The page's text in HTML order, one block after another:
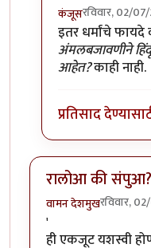
कंजूसरविवार, 02/
In reply to
इतर धर्मांचे फायदे
अंमलबजावणीने
आहेत?काही नाही.
प्रतिसाद
रालोआ की संपुआ?
वामन देशमुखरविवार,
'
ही एकजूट यशस्वी